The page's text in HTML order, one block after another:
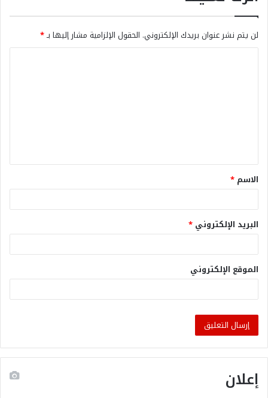
لن يتم نشر عنوان بريدك الإلكتروني. الحقول الإلزامية مشار إليها بـ*
الاسم *
البريد الإلكتروني *
الموقع الإلكتروني
إعلان